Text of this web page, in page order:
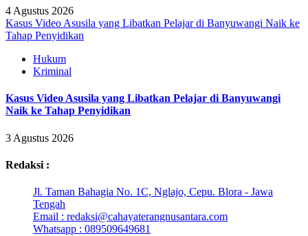
4 Agustus 2026
Kasus Video Asusila yang Libatkan Pelajar di Banyuwangi Naik ke
Tahap Penyidikan
Hukum
Kriminal
Kasus Video Asusila yang Libatkan Pelajar di Banyuwangi
Naik ke Tahap Penyidikan
3 Agustus 2026
Redaksi :
Jl. Taman Bahagia No. 1C, Nglajo, Cepu. Blora - Jawa
Tengah
Email : redaksi@cahayaterangnusantara.com
Whatsapp : 089509649681